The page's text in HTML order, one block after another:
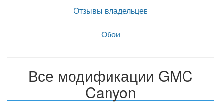
Отзывы владельцев
Обои
Все модификации GMC
Canyon